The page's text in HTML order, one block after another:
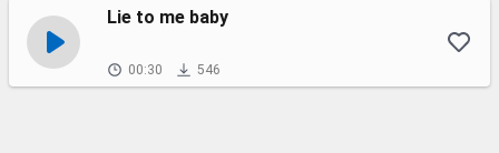
Lie to me baby
00:30 546